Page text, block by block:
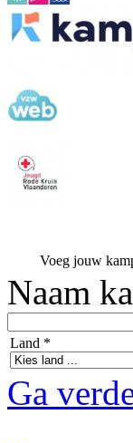
Voeg jouw
Naam
Land *
Ga